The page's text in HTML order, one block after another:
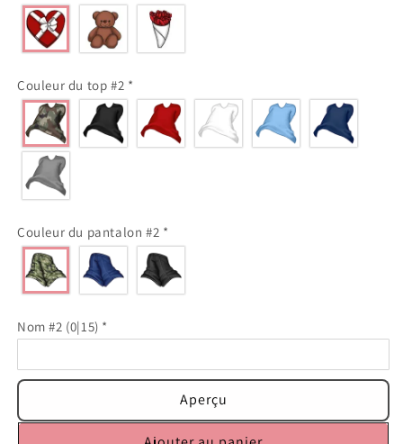
Couleur du top #2 *
Couleur du pantalon #2 *
Nom #2 (0|15) *
Aperçu